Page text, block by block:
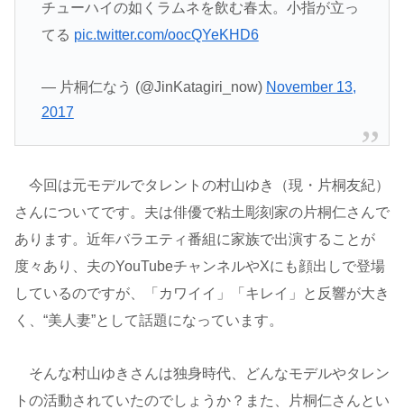
チューハイの如くラムネを飲む春太。小指が立っ
てる pic.twitter.com/oocQYeKHD6
— 片桐仁なう (@JinKatagiri_now) November 13,
2017
今回は元モデルでタレントの村山ゆき（現・片桐友紀）
さんについてです。夫は俳優で粘土彫刻家の片桐仁さんで
あります。近年バラエティ番組に家族で出演することが
度々あり、夫のYouTubeチャンネルやXにも顔出しで登場
しているのですが、「カワイイ」「キレイ」と反響が大き
く、“美人妻”として話題になっています。
そんな村山ゆきさんは独身時代、どんなモデルやタレン
トの活動されていたのでしょうか？また、片桐仁さんとい